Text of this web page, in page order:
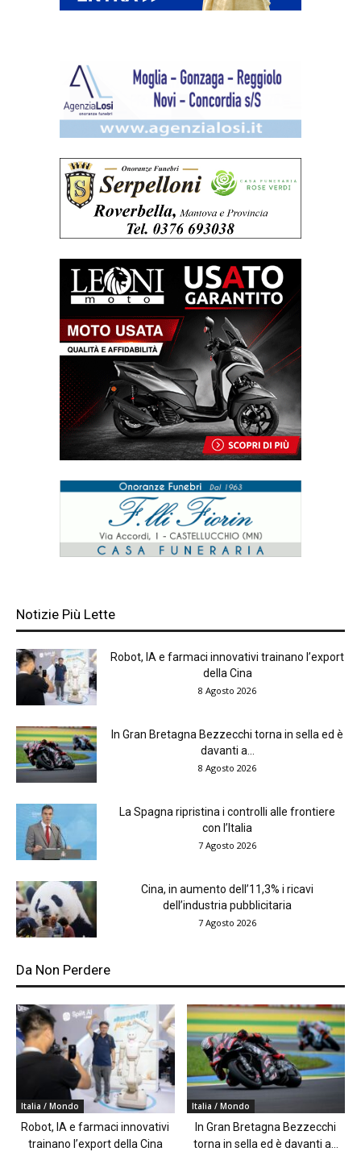
Notizie Più Lette
Robot, IA e farmaci innovativi trainano l’export
della Cina
8 Agosto 2026
In Gran Bretagna Bezzecchi torna in sella ed è
davanti a...
8 Agosto 2026
La Spagna ripristina i controlli alle frontiere
con l’Italia
7 Agosto 2026
Cina, in aumento dell’11,3% i ricavi
dell’industria pubblicitaria
7 Agosto 2026
Da Non Perdere
Italia / Mondo
Robot, IA e farmaci innovativi
trainano l’export della Cina
Italia / Mondo
In Gran Bretagna Bezzecchi
torna in sella ed è davanti a...